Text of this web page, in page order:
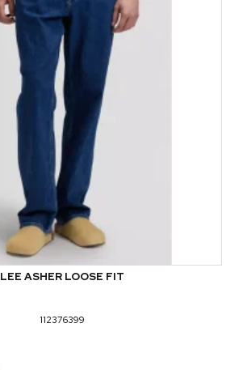
LEE ASHER LOOSE FIT
112376399